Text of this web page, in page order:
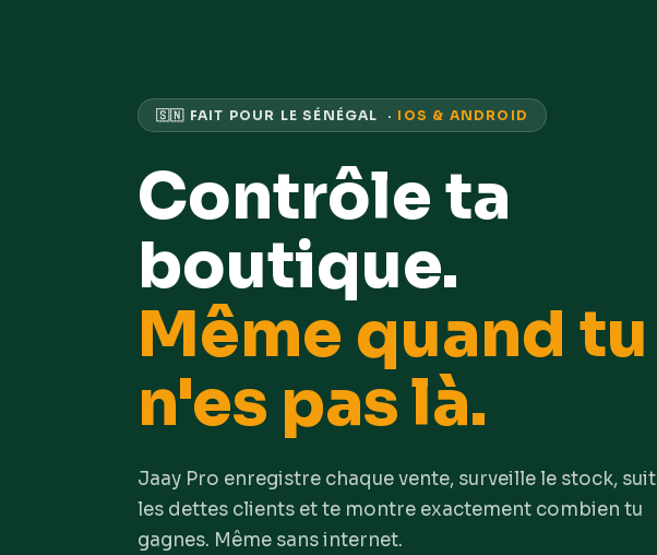
🇸🇳 FAIT POUR LE SÉNÉGAL · IOS & ANDROID
Contrôle ta
boutique.
Même quand tu
n'es pas là.
Jaay Pro enregistre chaque vente, surveille le stock, suit
les dettes clients et te montre exactement combien tu
gagnes. Même sans internet.